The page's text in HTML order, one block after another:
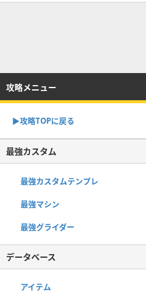
攻略メニュー
▶︎攻略TOPに戻る
最強カスタム
最強カスタムテンプレ
最強マシン
最強グライダー
データベース
アイテム